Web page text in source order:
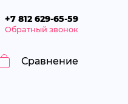
+7 812 629-65-59
Обратный звонок
Сравнение